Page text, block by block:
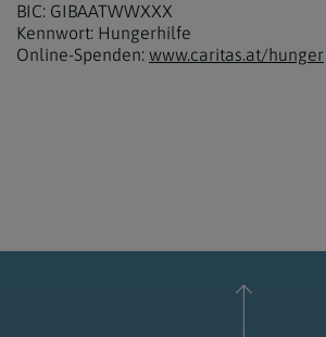
BIC: GIBAATWWXXX
Kennwort: Hungerhilfe
Online-Spenden: www.caritas.at/hunger